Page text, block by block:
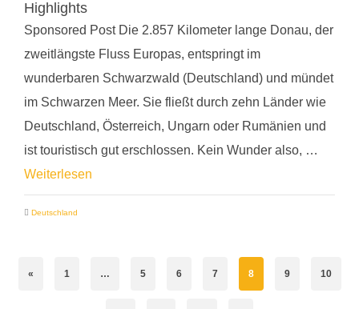
Highlights
Sponsored Post Die 2.857 Kilometer lange Donau, der
zweitlängste Fluss Europas, entspringt im
wunderbaren Schwarzwald (Deutschland) und mündet
im Schwarzen Meer. Sie fließt durch zehn Länder wie
Deutschland, Österreich, Ungarn oder Rumänien und
ist touristisch gut erschlossen. Kein Wunder also, …
Weiterlesen
Deutschland
« 1 … 5 6 7 8 9 10